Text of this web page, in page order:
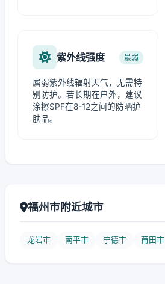
紫外线强度 最弱
属弱紫外线辐射天气，无需特
别防护。若长期在户外，建议
涂擦SPF在8-12之间的防晒护
肤品。
福州市附近城市
龙岩市 南平市 宁德市 莆田市